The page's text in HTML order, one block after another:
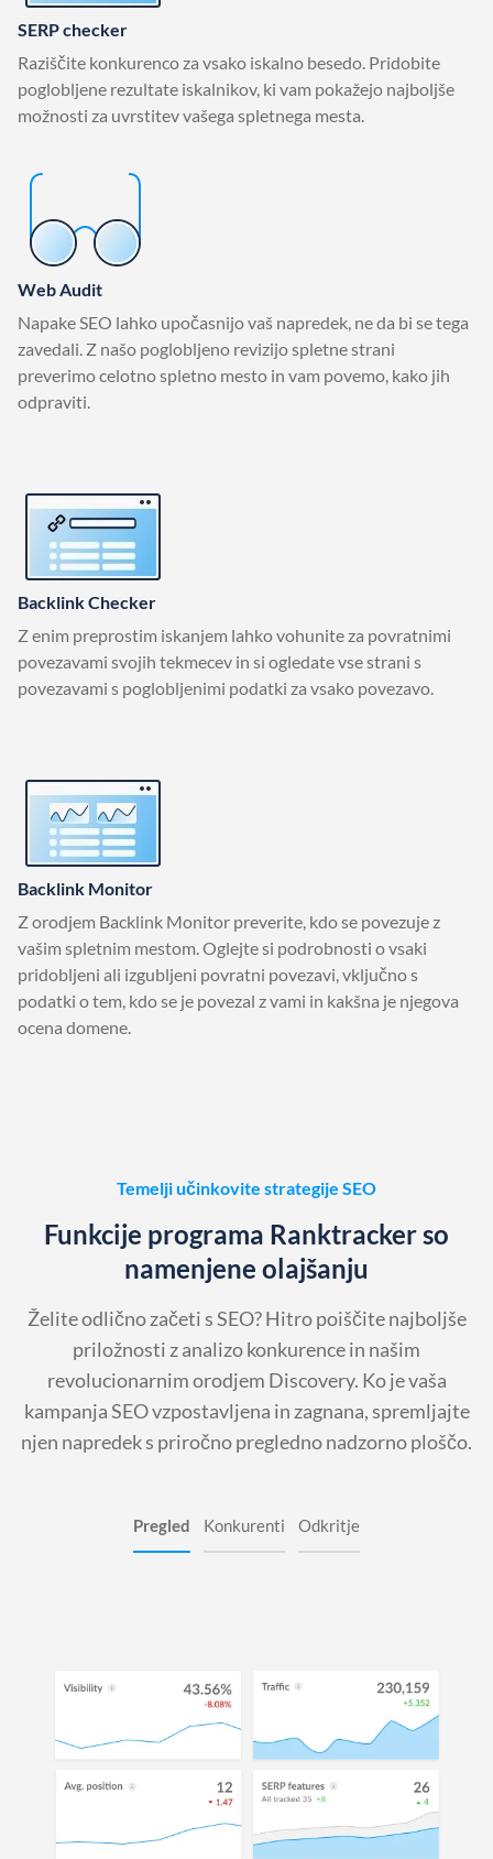
SERP checker
Raziščite konkurenco za vsako iskalno besedo. Pridobite
poglobljene rezultate iskalnikov, ki vam pokažejo najboljše
možnosti za uvrstitev vašega spletnega mesta.
Web Audit
Napake SEO lahko upočasnijo vaš napredek, ne da bi se tega
zavedali. Z našo poglobljeno revizijo spletne strani
preverimo celotno spletno mesto in vam povemo, kako jih
odpraviti.
Backlink Checker
Z enim preprostim iskanjem lahko vohunite za povratnimi
povezavami svojih tekmecev in si ogledate vse strani s
povezavami s poglobljenimi podatki za vsako povezavo.
Backlink Monitor
Z orodjem Backlink Monitor preverite, kdo se povezuje z
vašim spletnim mestom. Oglejte si podrobnosti o vsaki
pridobljeni ali izgubljeni povratni povezavi, vključno s
podatki o tem, kdo se je povezal z vami in kakšna je njegova
ocena domene.
Temelji učinkovite strategije SEO
Funkcije programa Ranktracker so
namenjene olajšanju
Želite odlično začeti s SEO? Hitro poiščite najboljše
priložnosti z analizo konkurence in našim
revolucionarnim orodjem Discovery. Ko je vaša
kampanja SEO vzpostavljena in zagnana, spremljajte
njen napredek s priročno pregledno nadzorno ploščo.
Pregled Konkurenti Odkritje